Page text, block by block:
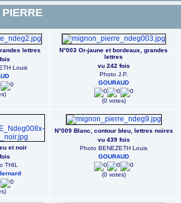
lettres
Louis
N°003 Or-jaune et bordeaux, grandes
lettres
vu 242 fois
Photo J.P.
GOURAUD
(0 votes)
et noir
THIL
N°009 Blanc, contour bleu, lettres noires
vu 439 fois
Photo BENEZETH Louis
GOURAUD
(0 votes)